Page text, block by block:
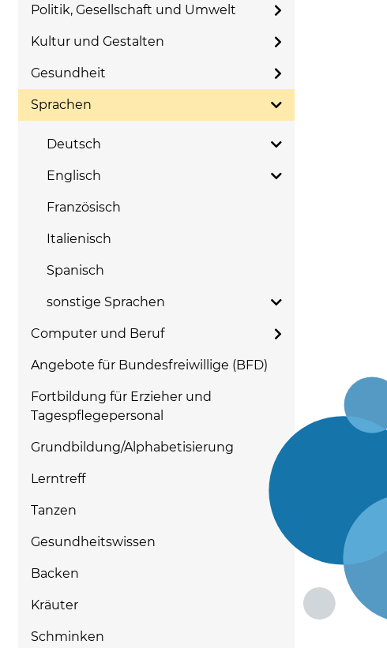
Politik, Gesellschaft und Umwelt
Kultur und Gestalten
Gesundheit
Sprachen
Deutsch
Englisch
Französisch
Italienisch
Spanisch
sonstige Sprachen
Computer und Beruf
Angebote für Bundesfreiwillige (BFD)
Fortbildung für Erzieher und
Tagespflegepersonal
Grundbildung/Alphabetisierung
Lerntreff
Tanzen
Gesundheitswissen
Backen
Kräuter
Schminken